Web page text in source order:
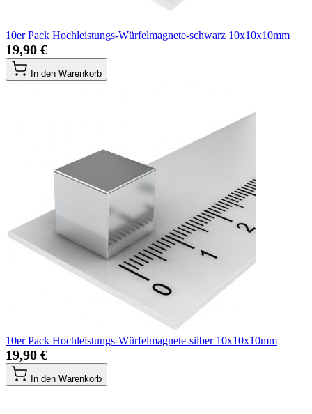
10er Pack Hochleistungs-Würfelmagnete-schwarz 10x10x10mm
19,90 €
In den Warenkorb
10er Pack Hochleistungs-Würfelmagnete-silber 10x10x10mm
19,90 €
In den Warenkorb